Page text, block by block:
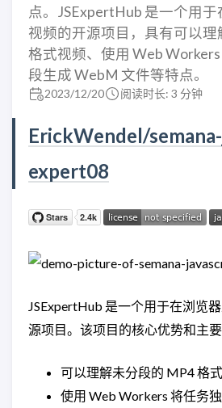
点。JSExpertHub 是一个用
视频的开源项目，具有可以
格式视频、使用 Web
段生成 WebM 文件等特点。
2023/12/20 阅读时长: 3 分钟
ErickWendel/
expert08
JSExpertHub 是一个用于在浏览
源项目。该项目的核心优势和主要
可以理解未分段的 MP4 格
使用 Web Workers 将任务